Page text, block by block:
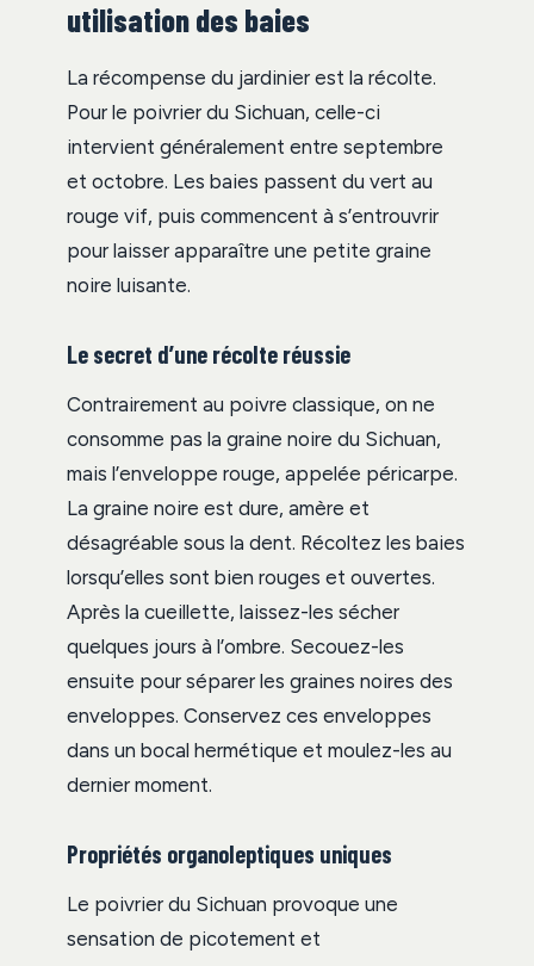
utilisation des baies
La récompense du jardinier est la récolte.
Pour le poivrier du Sichuan, celle-ci
intervient généralement entre septembre
et octobre. Les baies passent du vert au
rouge vif, puis commencent à s’entrouvrir
pour laisser apparaître une petite graine
noire luisante.
Le secret d’une récolte réussie
Contrairement au poivre classique, on ne
consomme pas la graine noire du Sichuan,
mais l’enveloppe rouge, appelée péricarpe.
La graine noire est dure, amère et
désagréable sous la dent. Récoltez les baies
lorsqu’elles sont bien rouges et ouvertes.
Après la cueillette, laissez-les sécher
quelques jours à l’ombre. Secouez-les
ensuite pour séparer les graines noires des
enveloppes. Conservez ces enveloppes
dans un bocal hermétique et moulez-les au
dernier moment.
Propriétés organoleptiques uniques
Le poivrier du Sichuan provoque une
sensation de picotement et